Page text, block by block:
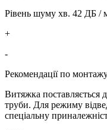
Рівень шуму хв. 42 ДБ /
+
-
Рекомендації по
Витяжка поставляється
труби. Для режиму
спеціальну